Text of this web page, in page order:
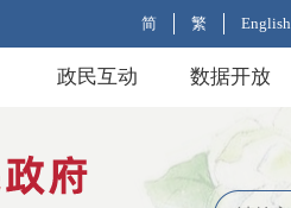
简 繁 English
政民互动 数据开放